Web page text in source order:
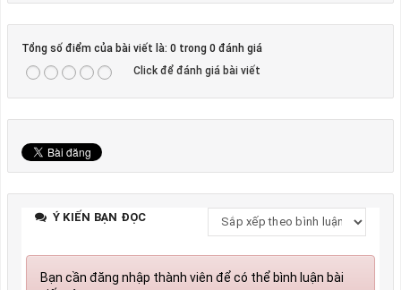
Tổng số điểm của bài viết là: 0 trong 0 đánh giá
Click để đánh giá bài viết
Ý KIẾN BẠN ĐỌC
Bạn cần đăng nhập thành viên để có thể bình luận bài